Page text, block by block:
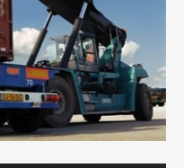
догруз
для больших
в коробки, мешки,
отдаленные места
услуги по
и юридических лиц